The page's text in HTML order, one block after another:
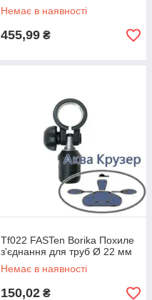
Немає в наявності
455,99 ₴
Tf022 FASTen Borika Похиле
з'єднання для труб Ø 22 мм
Немає в наявності
150,02 ₴